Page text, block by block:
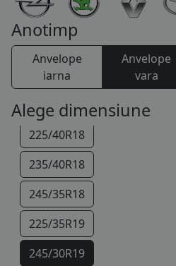
Anotimp
Anvelope
iarna
Anvelope
vara
Alege dimensiune
225/45R17
245/40R17
205/45R18
215/40R18
225/40R18
235/40R18
245/35R18
225/35R19
245/30R19